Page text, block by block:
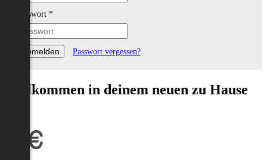
Passwort *
Passwort vergessen?
Willkommen in deinem neuen zu Hause